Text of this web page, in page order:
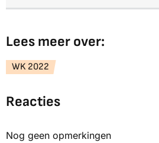
Lees meer over:
WK 2022
Reacties
Nog geen opmerkingen